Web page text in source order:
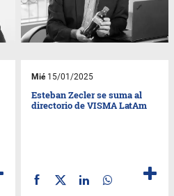
Mié15/01/2025
Esteban Zecler se suma al
directorio de VISMA LatAm